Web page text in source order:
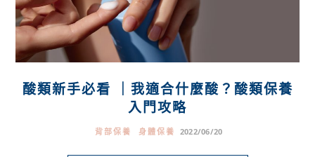
酸類新手必看 ｜我適合什麼酸？酸類保養
入門攻略
背部保養 身體保養 2022/06/20